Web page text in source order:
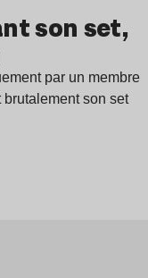
son set,
par un membre
son set